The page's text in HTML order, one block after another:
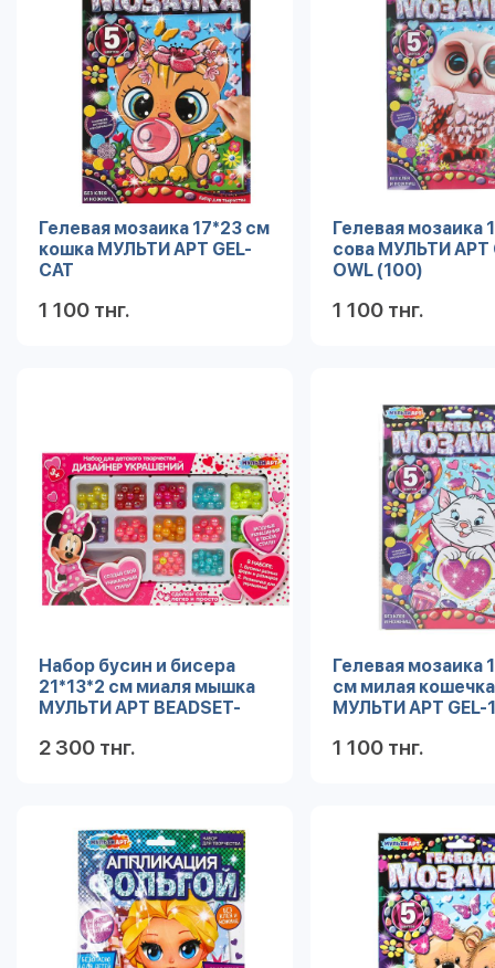
Гелевая мозаика 17*23 см
кошка МУЛЬТИ АРТ GEL-
CAT
1 100 тнг.
Гелевая мозаика
сова МУЛЬТИ АРТ
OWL (100)
1 100 тнг.
Набор бусин и бисера
21*13*2 см миаля мышка
МУЛЬТИ АРТ BEADSET-
2 300 тнг.
Гелевая мозаика
см милая кошечка
МУЛЬТИ АРТ GEL-
1 100 тнг.